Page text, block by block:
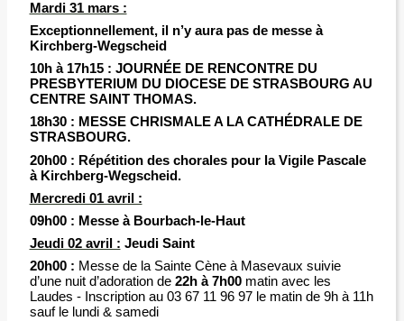
Mardi 31 mars :
Exceptionnellement, il n’y aura pas de messe à
Kirchberg-Wegscheid
10h à 17h15 : JOURNÉE DE RENCONTRE DU
PRESBYTERIUM DU DIOCESE DE STRASBOURG AU
CENTRE SAINT THOMAS.
18h30 : MESSE CHRISMALE A LA CATHÉDRALE DE
STRASBOURG.
20h00 : Répétition des chorales pour la Vigile Pascale
à Kirchberg-Wegscheid.
Mercredi 01 avril :
09h00 : Messe à Bourbach-le-Haut
Jeudi 02 avril : Jeudi Saint
20h00 : Messe de la Sainte Cène à Masevaux suivie
d’une nuit d’adoration de 22h à 7h00matin avec les
Laudes - Inscription au 03 67 11 96 97 le matin de 9h à 11h
sauf le lundi & samedi